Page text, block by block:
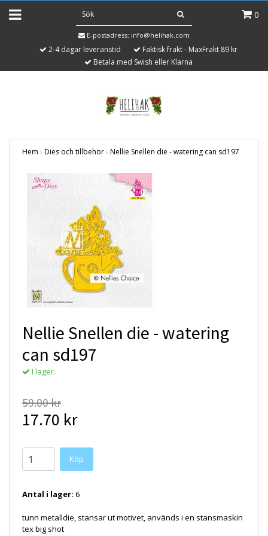
0
E-postadress: info@helihak.com
2-4 dagar leveranstid
Faktisk frakt - MaxFrakt 89 kr
Betala med Swish eller Klarna
Hem › Dies och tillbehör› Nellie Snellen die - watering can sd197
Nellie Snellen die - watering
can sd197
I lager.
59.00 kr
17.70 kr
Antal i lager: 6
tunn metalldie, stansar ut motivet, används i en stansmaskin
tex big shot